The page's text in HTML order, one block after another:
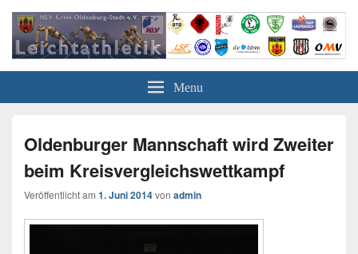
Leichtathletik in Oldenburg
NLV-Kreis Oldenburg-Stadt e.V.
Menu
Oldenburger Mannschaft wird Zweiter
beim Kreisvergleichswettkampf
Veröffentlicht am 1. Juni 2014von admin